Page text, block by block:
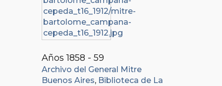
Años 1858 - 59
Archivo del General Mitre
Buenos Aires, Biblioteca de La